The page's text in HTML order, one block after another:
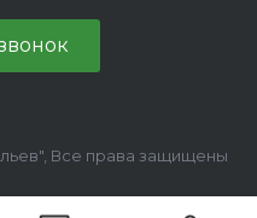
Все права защищены